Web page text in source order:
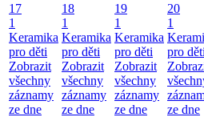
17
1
Keramika
pro děti
Zobrazit
všechny
záznamy
ze dne
18
1
Keramika
pro děti
Zobrazit
všechny
záznamy
ze dne
19
1
Keramika
pro děti
Zobrazit
všechny
záznamy
ze dne
20
1
pro děti
ze dne